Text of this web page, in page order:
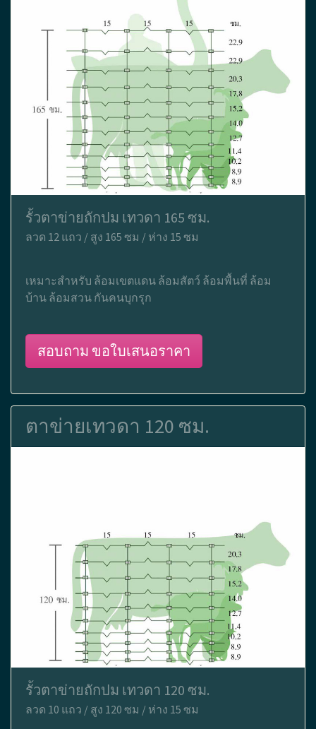
รั้วตาข่ายถักปม เทวดา 165 ซม.
ลวด 12 แถว / สูง 165 ซม / ห่าง 15 ซม
เหมาะสำหรับ ล้อมเขตแดน ล้อมสัตว์ ล้อมพื้นที่ ล้อม
บ้าน ล้อมสวน กันคนบุกรุก
สอบถาม ขอใบเสนอราคา
ตาข่ายเทวดา 120 ซม.
รั้วตาข่ายถักปม เทวดา 120 ซม.
ลวด 10 แถว / สูง 120 ซม / ห่าง 15 ซม